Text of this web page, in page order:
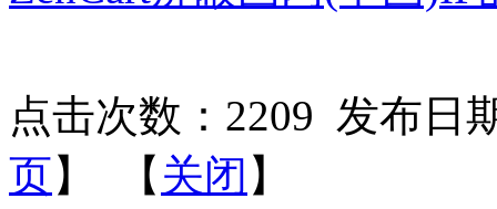
点击次数： 2209 发布日
页】 【 关闭 】